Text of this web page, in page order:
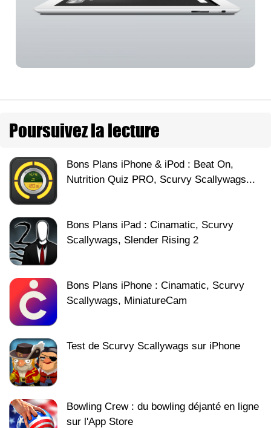
Poursuivez la lecture
Bons Plans iPhone & iPod : Beat On,
Nutrition Quiz PRO, Scurvy Scallywags...
Bons Plans iPad : Cinamatic, Scurvy
Scallywags, Slender Rising 2
Bons Plans iPhone : Cinamatic, Scurvy
Scallywags, MiniatureCam
Test de Scurvy Scallywags sur iPhone
Bowling Crew : du bowling déjanté en ligne
sur l'App Store